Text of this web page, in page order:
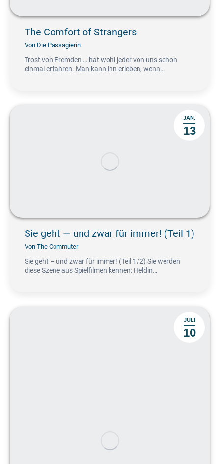
The Comfort of Strangers
Von Die Passagierin
Trost von Fremden … hat wohl jeder von uns schon
einmal erfahren. Man kann ihn erleben, wenn…
JAN.
13
Sie geht — und zwar für immer! (Teil 1)
Von The Commuter
Sie geht – und zwar für immer! (Teil 1/2) Sie werden
diese Szene aus Spielfilmen kennen: Heldin…
JULI
10